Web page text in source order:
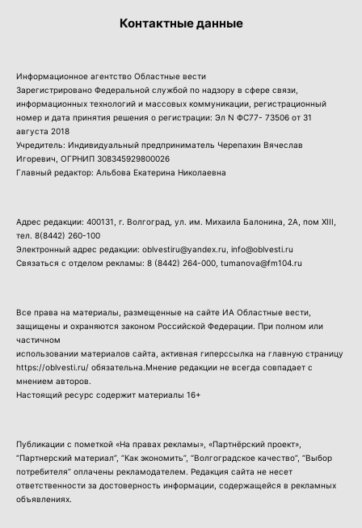
Контактные данные
Информационное агентство Областные вести
Зарегистрировано Федеральной службой по надзору в сфере связи,
информационных технологий и массовых коммуникации, регистрационный
номер и дата принятия решения о регистрации: Эл N ФС77- 73506 от 31
августа 2018
Учредитель: Индивидуальный предприниматель Черепахин Вячеслав
Игоревич, ОГРНИП 308345929800026
Главный редактор: Альбова Екатерина Николаевна
Адрес редакции: 400131, г. Волгоград, ул. им. Михаила Балонина, 2А, пом XIII,
тел. 8(8442) 260-100
Электронный адрес редакции: oblvestiru@yandex.ru, info@oblvesti.ru
Связаться с отделом рекламы: 8 (8442) 264-000 , tumanova@fm104.ru
Все права на материалы, размещенные на сайте ИА Областные вести,
защищены и охраняются законом Российской Федерации. При полном или
частичном
использовании материалов сайта, активная гиперссылка на главную страницу
https://oblvesti.ru/ обязательна.Мнение редакции не всегда совпадает с
мнением авторов.
Настоящий ресурс содержит материалы 16+
Публикации с пометкой «На правах рекламы», «Партнёрский проект»,
“Партнерский материал”, “Как экономить”, “Волгоградское качество”, “Выбор
потребителя” оплачены рекламодателем. Редакция сайта не несет
ответственности за достоверность информации, содержащейся в рекламных
объявлениях.